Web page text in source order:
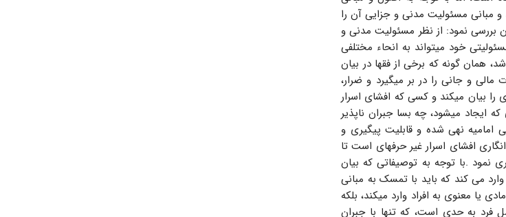
و مبانی مسئولیت مدنی و جزایی آن را
بررسی نمود: از نظر مسئولیت مدنی و
خود میتواند به انحاء مختلفی
همان گونه که برخی از فقها در بیان
و جانی را در بر میگیرد و ضرار،
را بیان میکند و کسی که افشای اسرار
ایجاد میشود، چه بسا جبران ناپذیر
نهی شده و قابلیت پیگیری و
افشای اسرار غیر حرفهای است تا
نمود .با توجه به توصیفاتی که بیان
می کند که باید با تمسک به مبانی
یا معنوی به افراد وارد میکند، بلکه
فرد به حدی است، که تنها با جبران